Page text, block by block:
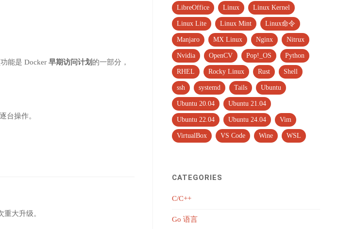
能是 Docker 早期访问计划 的一部分，
台操作。
重大升级。
LibreOffice Linux Linux Kernel
Linux Lite Linux Mint Linux命令
Manjaro MX Linux Nginx Nitrux
Nvidia OpenCV Pop!_OS Python
RHEL Rocky Linux Rust Shell
ssh systemd Tails Ubuntu
Ubuntu 20.04 Ubuntu 21.04
Ubuntu 22.04 Ubuntu 24.04 Vim
VirtualBox VS Code Wine WSL
CATEGORIES
C/C++
Go 语言